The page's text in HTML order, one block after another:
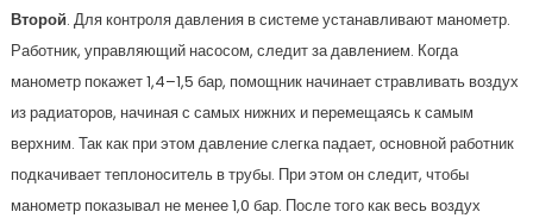
Второй. Для контроля давления в системе устанавливают манометр.
Работник, управляющий насосом, следит за давлением. Когда
манометр покажет 1,4–1,5 бар, помощник начинает стравливать воздух
из радиаторов, начиная с самых нижних и перемещаясь к самым
верхним. Так как при этом давление слегка падает, основной работник
подкачивает теплоноситель в трубы. При этом он следит, чтобы
манометр показывал не менее 1,0 бар. После того как весь воздух